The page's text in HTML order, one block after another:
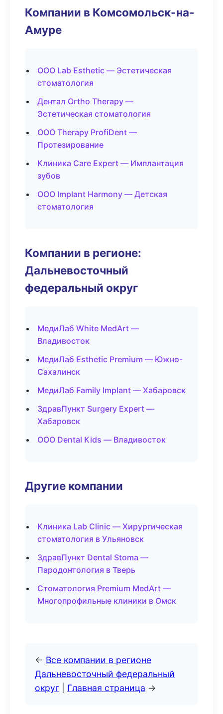
Компании в Комсомольск-на-
Амуре
ООО Lab Esthetic — Эстетическая
стоматология
Дентал Ortho Therapy —
Эстетическая стоматология
ООО Therapy ProfiDent —
Протезирование
Клиника Care Expert — Имплантация
зубов
ООО Implant Harmony — Детская
стоматология
Компании в регионе:
Дальневосточный
федеральный округ
МедиЛаб White MedArt —
Владивосток
МедиЛаб Esthetic Premium — Южно-
Сахалинск
МедиЛаб Family Implant — Хабаровск
ЗдравПункт Surgery Expert —
Хабаровск
ООО Dental Kids — Владивосток
Другие компании
Клиника Lab Clinic — Хирургическая
стоматология в Ульяновск
ЗдравПункт Dental Stoma —
Пародонтология в Тверь
Стоматология Premium MedArt —
Многопрофильные клиники в Омск
← Все компании в регионе
Дальневосточный федеральный
округ
Главная страница →